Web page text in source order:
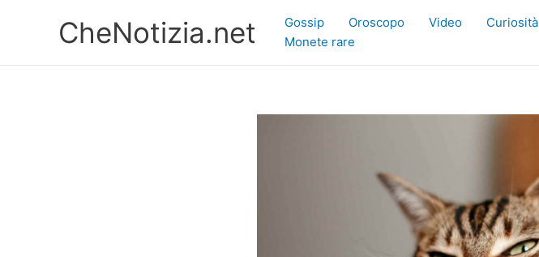
CheNotizia.net Gossip Oroscopo Video Curiosità
Monete rare